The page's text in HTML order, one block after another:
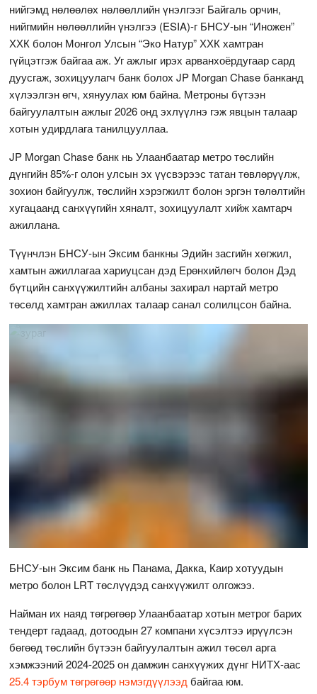
нийгэмд нөлөөлөх нөлөөллийн үнэлгээг Байгаль орчин,
нийгмийн нөлөөллийн үнэлгээ (ESIA)-г БНСУ-ын “Иножен”
ХХК болон Монгол Улсын “Эко Натур” ХХК хамтран
гүйцэтгэж байгаа аж. Уг ажлыг ирэх арванхоёрдугаар сард
дуусгаж, зохицуулагч банк болох JP Morgan Chase банканд
хүлээлгэн өгч, хянуулах юм байна. Метроны бүтээн
байгуулалтын ажлыг 2026 онд эхлүүлнэ гэж явцын талаар
хотын удирдлага танилцууллаа.
JP Morgan Chase банк нь Улаанбаатар метро төслийн
дүнгийн 85%-г олон улсын эх үүсвэрээс татан төвлөрүүлж,
зохион байгуулж, төслийн хэрэгжилт болон эргэн төлөлтийн
хугацаанд санхүүгийн хяналт, зохицуулалт хийж хамтарч
ажиллана.
Түүнчлэн БНСУ-ын Эксим банкны Эдийн засгийн хөгжил,
хамтын ажиллагаа хариуцсан дэд Ерөнхийлөгч болон Дэд
бүтцийн санхүүжилтийн албаны захирал нартай метро
төсөлд хамтран ажиллах талаар санал солилцсон байна.
БНСУ-ын Эксим банк нь Панама, Дакка, Каир хотуудын
метро болон LRT төслүүдэд санхүүжилт олгожээ.
Найман их наяд төгрөгөөр Улаанбаатар хотын метрог барих
тендерт гадаад, дотоодын 27 компани хүсэлтээ ирүүлсэн
бөгөөд төслийн бүтээн байгуулалтын ажил төсөл арга
хэмжээний 2024-2025 он дамжин санхүүжих дүнг НИТХ-аас
25.4 тэрбум төгрөгөөр нэмэгдүүлээд байгаа юм.